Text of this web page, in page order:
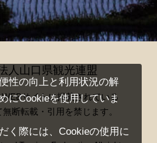
人山口県観光連盟
サイトに掲載されている
断転載・引用を禁じます。
性の向上と利用状況の解
にCookieを使用していま
く際には、Cookieの使用に